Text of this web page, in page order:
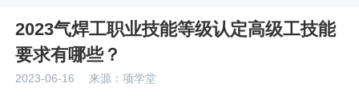
2023气焊工职业技能等级认定高级工技能
要求有哪些？
2023-06-16 来源：项学堂